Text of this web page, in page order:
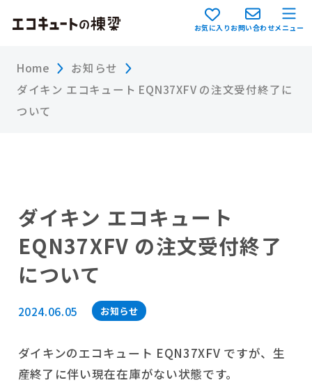
お気に入りお問い合わせメニュー
Home
お知らせ
ダイキン エコキュート EQN37XFV の注文受付終了に
ついて
ダイキン エコキュート
EQN37XFV の注文受付終了
について
2024.06.05 お知らせ
ダイキンのエコキュート EQN37XFV ですが、生
産終了に伴い現在在庫がない状態です。